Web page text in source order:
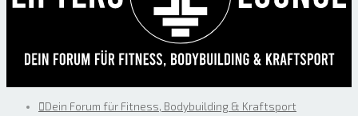
Dein Forum für Fitness, Bodybuilding & Kraftsport